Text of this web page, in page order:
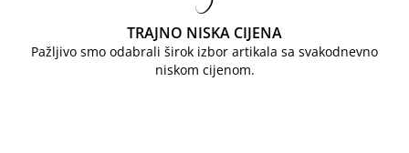
TRAJNO NISKA CIJENA
Pažljivo smo odabrali širok izbor artikala sa svakodnevno
niskom cijenom.